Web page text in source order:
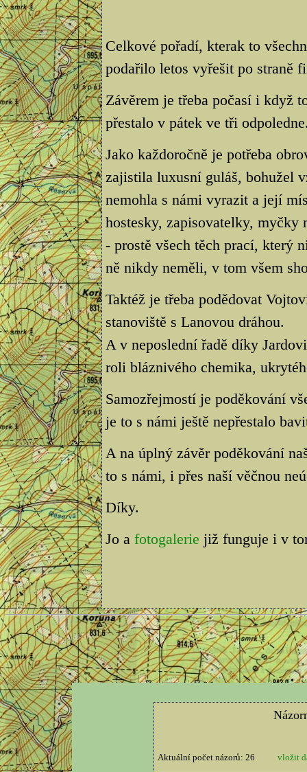
Celkové pořadí, kterak to
podařilo letos vyřešit po straně
Závěrem je třeba počasí i když
přestalo v pátek ve tři
Jako každoročně je potřeba
zajistila luxusní guláš, bohužel
nemohla s námi vyrazit a její
hostesky, zapisovatelky, myčky
- prostě všech těch prací, který
ně nikdy neměli, v tom všem
Taktéž je třeba podědovat
stanoviště s Lanovou dráhou.
A v neposlední řadě díky
roli bláznivého chemika,
Samozřejmostí je poděkování
je to s námi ještě nepřestalo
A na úplný závěr poděkování
to s námi, i přes naší věčnou
Díky.
Jo a fotogalerie již funguje i v